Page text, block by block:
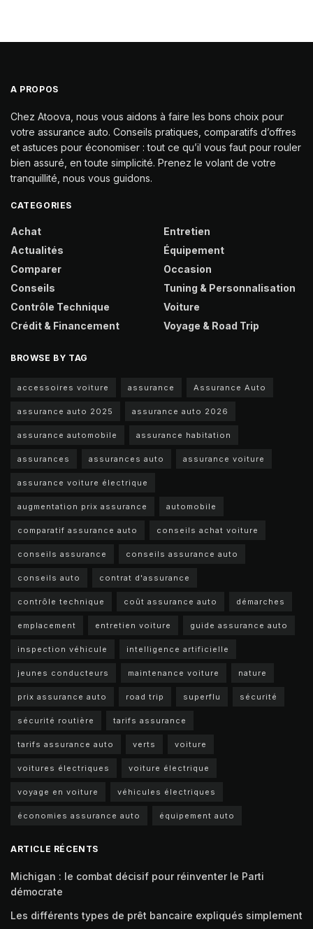
A PROPOS
Chez Atoova, nous vous aidons à faire les bons choix pour
votre assurance auto. Conseils pratiques, comparatifs d’offres
et astuces pour économiser : tout ce qu’il vous faut pour rouler
bien assuré, en toute simplicité. Prenez le volant de votre
tranquillité, nous vous guidons.
CATEGORIES
Achat
Actualités
Comparer
Conseils
Contrôle Technique
Crédit & Financement
Entretien
Équipement
Occasion
Tuning & Personnalisation
Voiture
Voyage & Road Trip
BROWSE BY TAG
accessoires voiture assurance Assurance Auto
assurance auto 2025 assurance auto 2026
assurance automobile assurance habitation
assurances assurances auto assurance voiture
assurance voiture électrique
augmentation prix assurance automobile
comparatif assurance auto conseils achat voiture
conseils assurance conseils assurance auto
conseils auto contrat d'assurance
contrôle technique coût assurance auto démarches
emplacement entretien voiture guide assurance auto
inspection véhicule intelligence artificielle
jeunes conducteurs maintenance voiture nature
prix assurance auto road trip superflu sécurité
sécurité routière tarifs assurance
tarifs assurance auto verts voiture
voitures électriques voiture électrique
voyage en voiture véhicules électriques
économies assurance auto équipement auto
ARTICLE RÉCENTS
Michigan : le combat décisif pour réinventer le Parti
démocrate
Les différents types de prêt bancaire expliqués simplement